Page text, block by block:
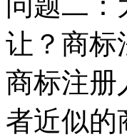
让？商标
商标注册
者近似的